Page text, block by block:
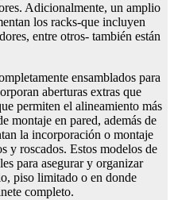
Adicionalmente, un amplio
los racks-que incluyen
entre otros- también están
ensamblados para
aberturas extras que
permiten el alineamiento más
montaje en pared, además de
la incorporación o montaje
y roscados. Estos modelos de
para asegurar y organizar
piso limitado o en donde
completo.